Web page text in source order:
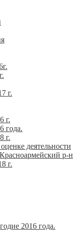
г.
г.
года.
г.
деятельности
р-н
г.
2016 года.